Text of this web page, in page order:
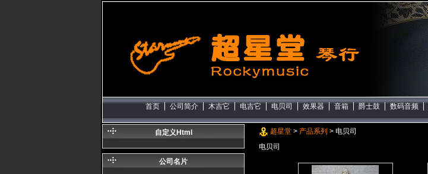
首页 公司简介 木吉它 电吉它 电贝司 效果器 音箱 爵士鼓 数码音频
超星堂 > 产品系列 > 电贝司
电贝司
自定义Html
公司名片